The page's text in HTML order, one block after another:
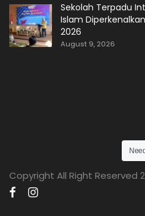
Sekolah Terpadu
Islam Diperkenalkan
2026
August 9, 2026
Copyright All Right Reserved